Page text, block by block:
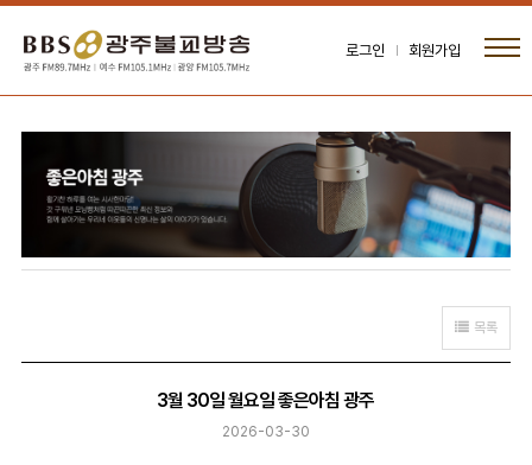
로그인 회원가입
목록
3월 30일 월요일 좋은아침 광주
2026-03-30